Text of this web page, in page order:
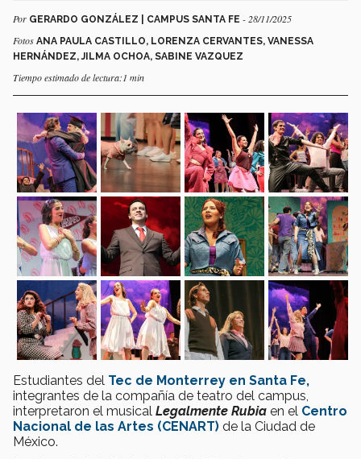
Por GERARDO GONZÁLEZ | CAMPUS SANTA FE - 28/11/2025
Fotos ANA PAULA CASTILLO, LORENZA CERVANTES, VANESSA
HERNÁNDEZ, JILMA OCHOA, SABINE VAZQUEZ
Tiempo estimado de lectura:1 min
Estudiantes del Tec de Monterrey en Santa Fe,
integrantes de la compañía de teatro del campus,
interpretaron el musical Legalmente Rubia en el Centro
Nacional de las Artes (CENART) de la Ciudad de
México.